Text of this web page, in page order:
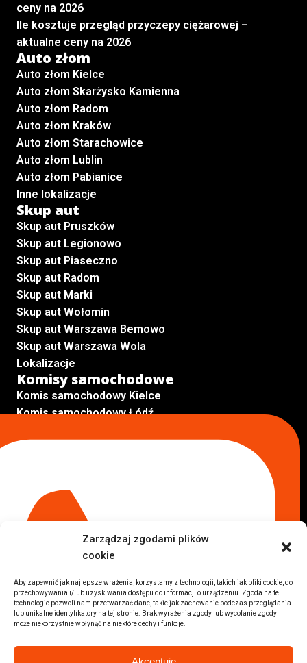
Zarządzaj zgodami plików
cookie
Aby zapewnić jak najlepsze wrażenia, korzystamy z technologii, takich jak pliki cookie, do
przechowywania i/lub uzyskiwania dostępu do informacji o urządzeniu. Zgoda na te
technologie pozwoli nam przetwarzać dane, takie jak zachowanie podczas przeglądania
lub unikalne identyfikatory na tej stronie. Brak wyrażenia zgody lub wycofanie zgody
może niekorzystnie wpłynąć na niektóre cechy i funkcje.
ceny na 2026
Ile kosztuje przegląd przyczepy ciężarowej –
aktualne ceny na 2026
Auto złom
Auto złom Kielce
Auto złom Skarżysko Kamienna
Auto złom Radom
Auto złom Kraków
Auto złom Starachowice
Auto złom Lublin
Auto złom Pabianice
Inne lokalizacje
Skup aut
Skup aut Pruszków
Skup aut Legionowo
Skup aut Piaseczno
Skup aut Radom
Skup aut Marki
Skup aut Wołomin
Skup aut Warszawa Bemowo
Skup aut Warszawa Wola
Lokalizacje
Komisy samochodowe
Komis samochodowy Kielce
Komis samochodowy Łódź
Komis samochodowy Lublin
Komis samochodowy Sochaczew
Inne Lokalizacje
Auta z USA Rzeszów
Auta z USA Białystok
Auta z USA Kraków
Marki samochodów
Sprzedam BMW